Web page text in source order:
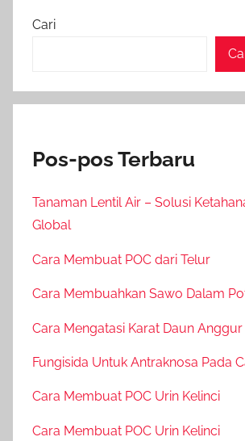
Cari
Pos-pos Terbaru
Tanaman Lentil Air – Solusi
Global
Cara Membuat POC dari Telur
Cara Membuahkan Sawo Dalam
Cara Mengatasi Karat Daun Anggur
Fungisida Untuk Antraknosa Pada
Cara Membuat POC Urin Kelinci
Cara Membuat POC Urin Kelinci